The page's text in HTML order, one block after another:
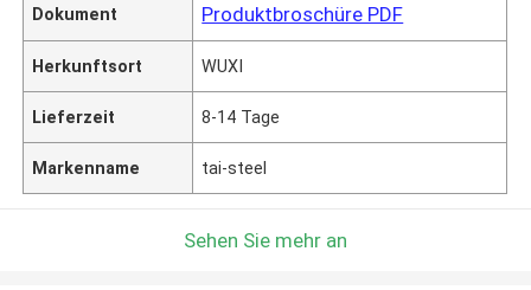
Dokument Produktbroschüre PDF
Herkunftsort WUXI
Lieferzeit 8-14 Tage
Markenname tai-steel
Sehen Sie mehr an